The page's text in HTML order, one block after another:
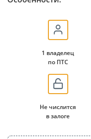
1 владелец
по ПТС
Не числится
в залоге